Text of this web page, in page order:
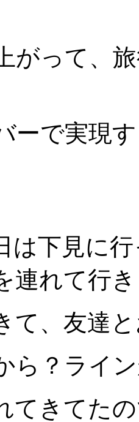
がって、
ーで実現
は下見に
連れて行き
て、友達
ら？ライ
てきてた